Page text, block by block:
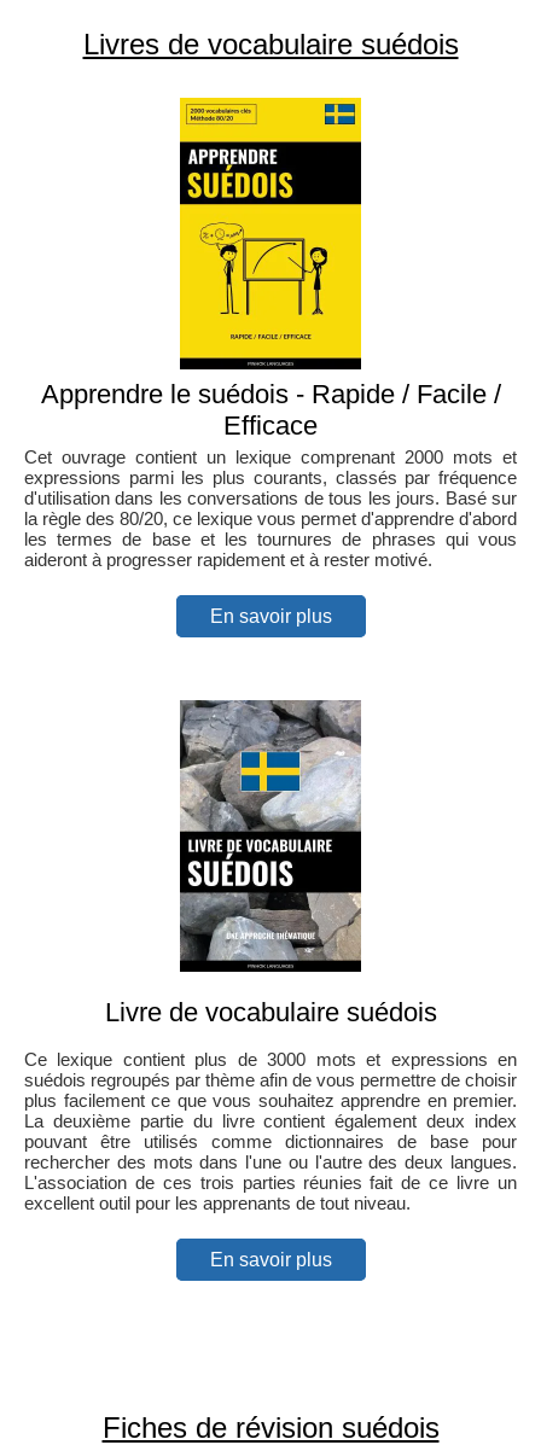
Livres de vocabulaire suédois
Apprendre le suédois - Rapide / Facile /
Efficace
Cet ouvrage contient un lexique comprenant 2000 mots et
expressions parmi les plus courants, classés par fréquence
d'utilisation dans les conversations de tous les jours. Basé sur
la règle des 80/20, ce lexique vous permet d'apprendre d'abord
les termes de base et les tournures de phrases qui vous
aideront à progresser rapidement et à rester motivé.
En savoir plus
Livre de vocabulaire suédois
Ce lexique contient plus de 3000 mots et expressions en
suédois regroupés par thème afin de vous permettre de choisir
plus facilement ce que vous souhaitez apprendre en premier.
La deuxième partie du livre contient également deux index
pouvant être utilisés comme dictionnaires de base pour
rechercher des mots dans l'une ou l'autre des deux langues.
L'association de ces trois parties réunies fait de ce livre un
excellent outil pour les apprenants de tout niveau.
En savoir plus
Fiches de révision suédois